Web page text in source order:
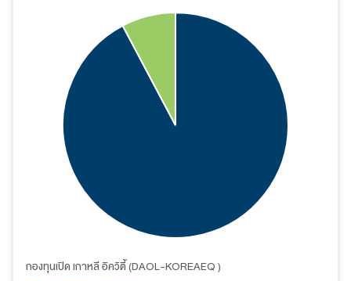
กองทุนเปิด เกาหลี อิควิตี้ (DAOL-KOREAEQ )